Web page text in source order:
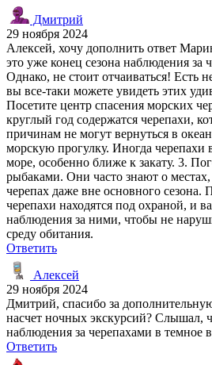
Дмитрий
29 ноября 2024
Алексей, хочу дополнить ответ
это уже конец сезона наблюдения за
Однако, не стоит отчаиваться! Есть
вы все-таки можете увидеть этих
Посетите центр спасения морских
круглый год содержатся черепахи,
причинам не могут вернуться в
морскую прогулку. Иногда черепахи
море, особенно ближе к закату. 3.
рыбаками. Они часто знают о
черепах даже вне основного сезона.
черепахи находятся под охраной, и
наблюдения за ними, чтобы не
среду обитания.
Ответить
Алексей
29 ноября 2024
Дмитрий, спасибо за
насчет ночных экскурсий? Слышал,
наблюдения за черепахами в темное
Ответить